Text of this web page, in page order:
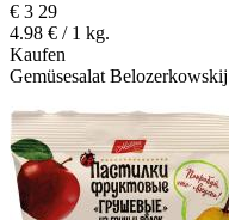
€ 3 29
4.98 € / 1 kg.
Kaufen
Gemüsesalat